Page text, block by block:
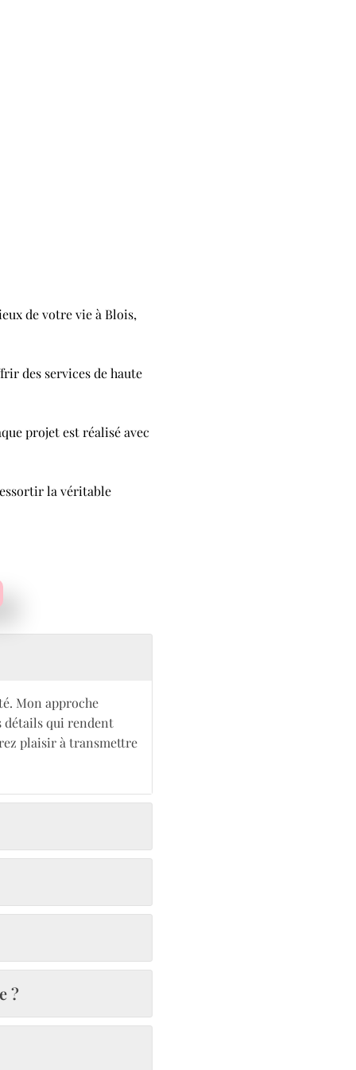
de votre vie à Blois,
des services de haute
projet est réalisé avec
la véritable
Mon approche
détails qui rendent
plaisir à transmettre
?